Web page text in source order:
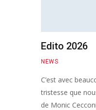
Edito 2026
NEWS
C’est avec
tristesse que
de Monic